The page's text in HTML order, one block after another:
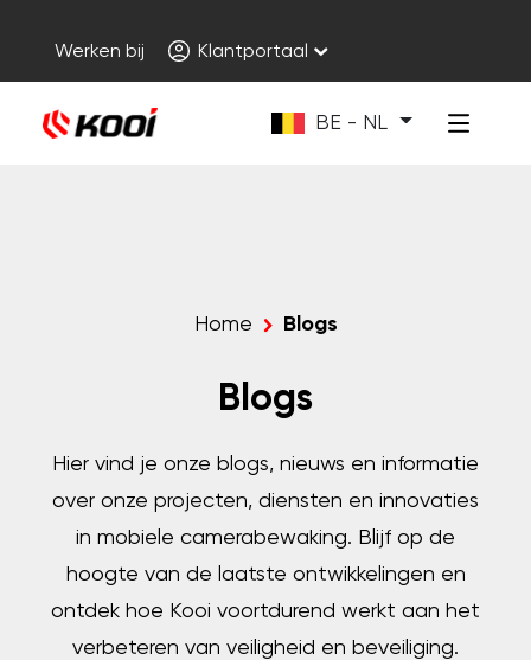
Werken bij Klantportaal
BE - NL
Home Blogs
Blogs
Hier vind je onze blogs, nieuws en informatie
over onze projecten, diensten en innovaties
in mobiele camerabewaking. Blijf op de
hoogte van de laatste ontwikkelingen en
ontdek hoe Kooi voortdurend werkt aan het
verbeteren van veiligheid en beveiliging.